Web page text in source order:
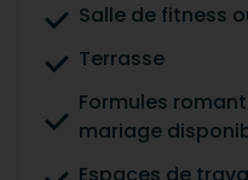
Salle de fitness
Terrasse
Formules
mariage